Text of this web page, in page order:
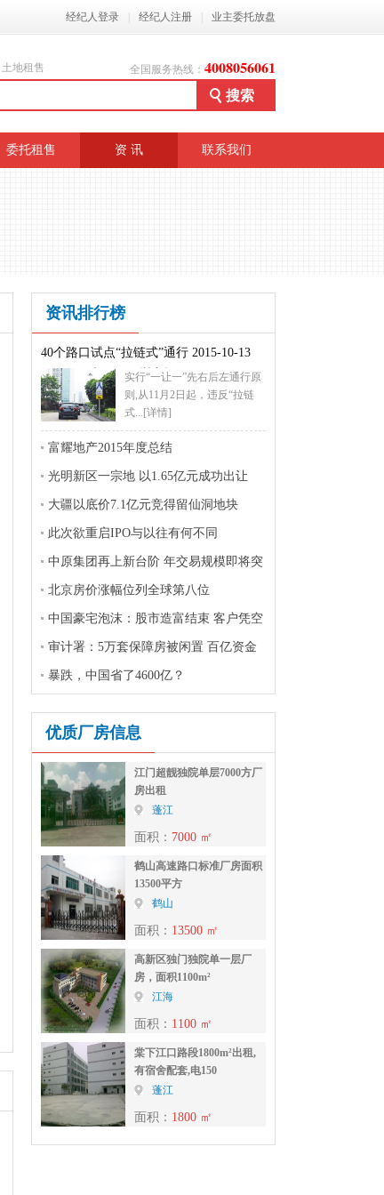
经纪人登录 经纪人注册 业主委托放盘
土地租售 全国服务热线： 4008056061
委托租售 资 讯 联系我们
资讯排行榜
40个路口试点“拉链式”通行 2015-10-13
08:12:46 来源：深圳商报实行“一让一”先右后左通行原
则,从11月2日起，违反“拉链
式... [详情]
富耀地产2015年度总结
光明新区一宗地 以1.65亿元成功出让
大疆以底价7.1亿元竞得留仙洞地块
此次欲重启IPO与以往有何不同
中原集团再上新台阶 年交易规模即将突
破万亿大关
北京房价涨幅位列全球第八位
中国豪宅泡沫：股市造富结束 客户凭空
消失了不少
审计署：5万套保障房被闲置 百亿资金
未有效利用
暴跌，中国省了4600亿？
优质厂房信息
面积： 7000 ㎡
江门超靓独院单层7000方厂
房出租
蓬江
面积： 13500 ㎡
鹤山高速路口标准厂房面积
13500平方
鹤山
面积： 1100 ㎡
高新区独门独院单一层厂
房，面积1100m²
江海
面积： 1800 ㎡
棠下江口路段1800m²出租,
有宿舍配套,电150
蓬江